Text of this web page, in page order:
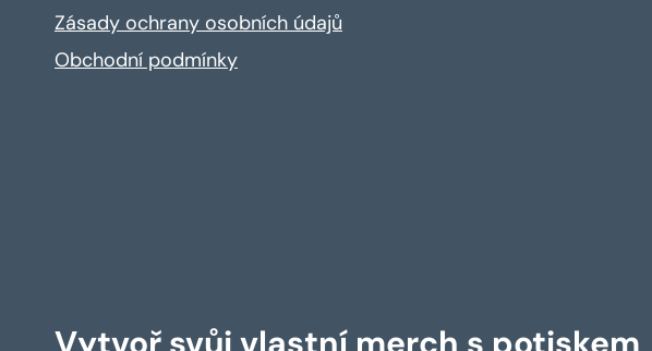
Zásady ochrany osobních údajů
Obchodní podmínky